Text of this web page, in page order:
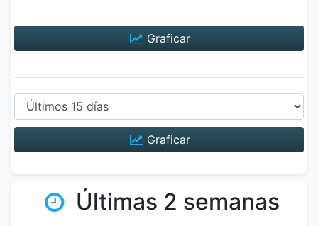
Graficar
Graficar
Últimas 2 semanas